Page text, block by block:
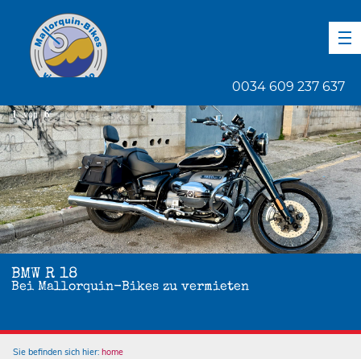
0034 609 237 637
BMW R 18
Bei Mallorquin-Bikes zu vermieten
1 von 6
Sie befinden sich hier: home